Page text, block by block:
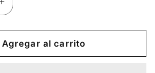
Aumentar
cantidad
para
Carpa
P/2
Agregar al carrito